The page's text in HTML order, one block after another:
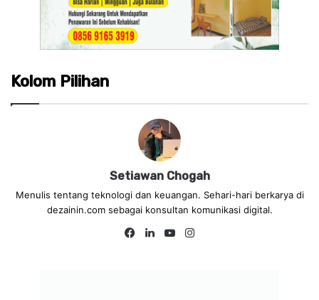
Kolom Pilihan
Setiawan Chogah
Menulis tentang teknologi dan keuangan. Sehari-hari berkarya di
dezainin.com sebagai konsultan komunikasi digital.
Fa
Lin
Yo